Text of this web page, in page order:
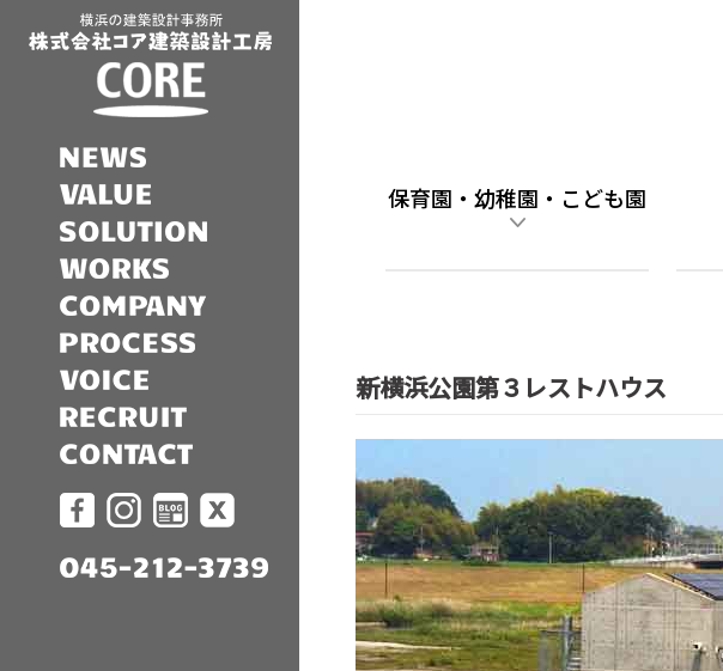
保育園・幼稚園・こども園
新横浜公園第３レストハウス